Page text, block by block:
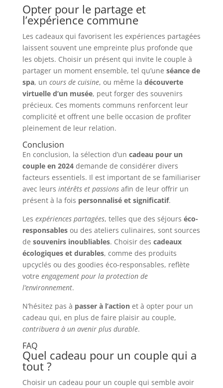
Opter pour le partage et
l’expérience commune
Les cadeaux qui favorisent les expériences partagées
laissent souvent une empreinte plus profonde que
les objets. Choisir un présent qui invite le couple à
partager un moment ensemble, tel qu’une séance de
spa, un cours de cuisine, ou même la découverte
virtuelle d’un musée, peut forger des souvenirs
précieux. Ces moments communs renforcent leur
complicité et offrent une belle occasion de profiter
pleinement de leur relation.
Conclusion
En conclusion, la sélection d’un cadeau pour un
couple en 2024demande de considérer divers
facteurs essentiels. Il est important de se familiariser
avec leurs intérêts et passionsafin de leur offrir un
présent à la fois personnalisé et significatif.
Les expériences partagées, telles que des séjours éco-
responsablesou des ateliers culinaires, sont sources
de souvenirs inoubliables. Choisir des cadeaux
écologiques et durables, comme des produits
upcyclés ou des goodies éco-responsables, reflète
votre engagement pour la protection de
l’environnement.
N’hésitez pas à passer à l’actionet à opter pour un
cadeau qui, en plus de faire plaisir au couple,
contribuera à un avenir plus durable.
FAQ
Quel cadeau pour un couple qui a
tout ?
Choisir un cadeau pour un couple qui semble avoir